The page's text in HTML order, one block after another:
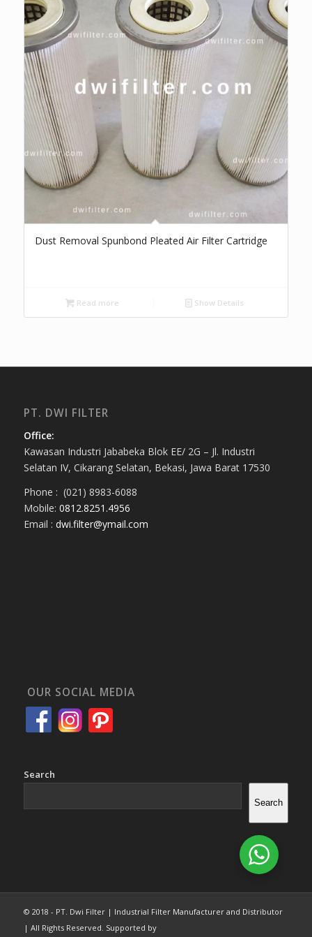
Dust Removal Spunbond Pleated Air Filter Cartridge
Read more Show Details
PT. DWI FILTER
Office:
Kawasan Industri Jababeka Blok EE/ 2G – Jl. Industri
Selatan IV, Cikarang Selatan, Bekasi, Jawa Barat 17530
Phone : (021) 8983-6088
Mobile: 0812.8251.4956
Email : dwi.filter@ymail.com
OUR SOCIAL MEDIA
Search
Search
© 2018 - PT. Dwi Filter | Industrial Filter Manufacturer and Distributor
| All Rights Reserved. Supported by